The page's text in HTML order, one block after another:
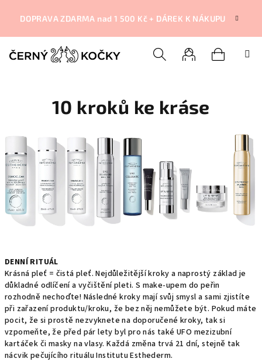
DOPRAVA ZDARMA nad 1 500 Kč + DÁREK K NÁKUPU
10 kroků ke kráse
DENNÍ RITUÁL
Krásná pleť = čistá pleť. Nejdůležitější kroky a naprostý základ je
důkladné odlíčení a vyčištění pleti. S make-upem do peřin
rozhodně nechoďte! Následné kroky mají svůj smysl a sami zjistíte
při zařazení produktu/kroku, že bez něj nemůžete být. Pokud máte
pocit, že si prostě nezvyknete na doporučené kroky, tak si
vzpomeňte, že před pár lety byl pro nás také UFO mezizubní
kartáček či masky na vlasy. Každá změna trvá 21 dní, stejně tak
nácvik pečujícího rituálu Institutu Esthederm.